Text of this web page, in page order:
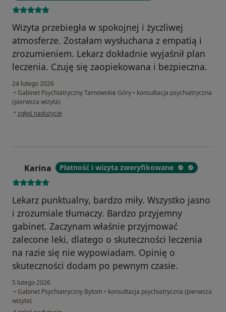
Wizyta przebiegła w spokojnej i życzliwej
atmosferze. Zostałam wysłuchana z empatią i
zrozumieniem. Lekarz dokładnie wyjaśnił plan
leczenia. Czuję się zaopiekowana i bezpieczna.
24 lutego 2026
• Gabinet Psychiatryczny Tarnowskie Góry • konsultacja psychiatryczna
(pierwsza wizyta)
• w opinii użytkownika Katarzyna D
zgłoś nadużycie
Karina Płatność i wizyta zweryfikowane
Lekarz punktualny, bardzo miły. Wszystko jasno
i zrozumiale tłumaczy. Bardzo przyjemny
gabinet. Zaczynam właśnie przyjmować
zalecone leki, dlatego o skuteczności leczenia
na razie się nie wypowiadam. Opinię o
skuteczności dodam po pewnym czasie.
5 lutego 2026
• Gabinet Psychiatryczny Bytom • konsultacja psychiatryczna (pierwsza
wizyta)
w opinii użytkownika Karina